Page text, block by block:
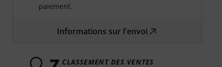
paiement.
Informations sur l'envoi
CLASSEMENT DES VENTES